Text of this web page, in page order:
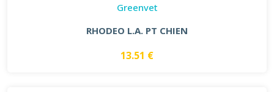
Greenvet
RHODEO L.A. PT CHIEN
13.51 €